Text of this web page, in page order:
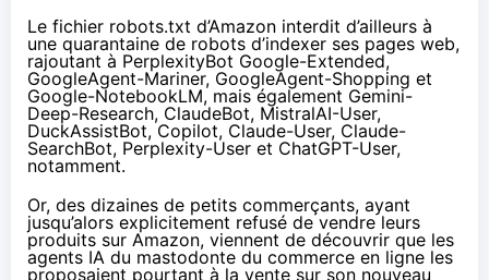
Le fichier robots.txt d’Amazon interdit d’ailleurs à
une quarantaine de robots d’indexer ses pages web,
rajoutant à PerplexityBot Google-Extended,
GoogleAgent-Mariner, GoogleAgent-Shopping et
Google-NotebookLM, mais également Gemini-
Deep-Research, ClaudeBot, MistralAI-User,
DuckAssistBot, Copilot, Claude-User, Claude-
SearchBot, Perplexity-User et ChatGPT-User,
notamment.
Or, des dizaines de petits commerçants, ayant
jusqu’alors explicitement refusé de vendre leurs
produits sur Amazon, viennent de découvrir que les
agents IA du mastodonte du commerce en ligne les
proposaient pourtant à la vente sur son nouveau